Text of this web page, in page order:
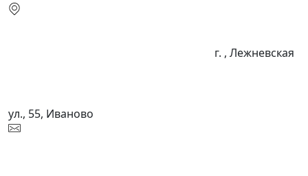
г. , Лежневская
ул., 55, Иваново